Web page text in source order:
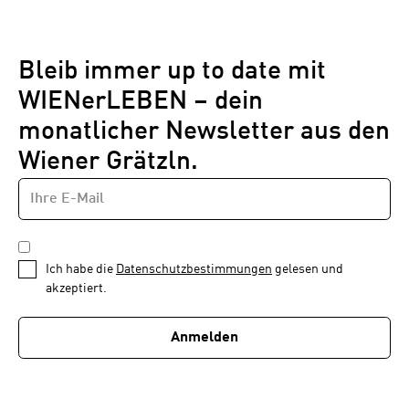
Bleib immer up to date mit
WIENerLEBEN – dein
monatlicher Newsletter aus den
Wiener Grätzln.
Newsletter
1
von
E-
MAIL-
ADRESSE
DATENSCHUTZBESTIMMUNGEN
*
Ich habe die Datenschutzbestimmungen gelesen und
akzeptiert.
Anmelden